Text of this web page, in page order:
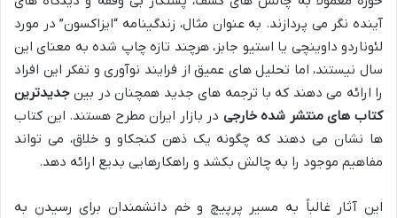
آینده نگر می پردازند. به عنوان مثال، زندگینامه “ایزاکسون” در مورد
لئوناردو داوینچی یا استیو جابز، هرچند تازه چاپ شده به معنای این
سال نیستند، اما تحلیل های عمیق از فرایند نوآوری و تفکر این افراد
را ارائه می دهند که با ترجمه های جدید همچنان در بین جدیدترین
کتاب های منتشر شده خارجی در بازار ایران مطرح هستند. این کتاب
ها نشان می دهند که چگونه یک ذهن کنجکاو و خلاق، می تواند
مفاهیم موجود را به چالش بکشد و راهکارهایی بدیع ارائه دهد.
این آثار غالباً به مسیر پرپیچ و خم دانشمندان برای رسیدن به